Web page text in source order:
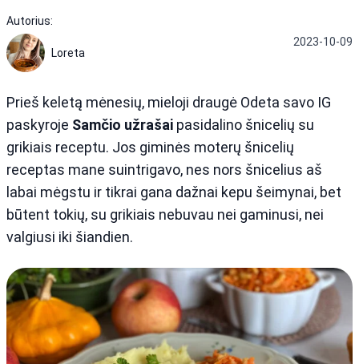
Autorius:
Loreta
2023-10-09
Prieš keletą mėnesių, mieloji draugė Odeta savo IG
paskyroje Samčio užrašai pasidalino šnicelių su
grikiais receptu. Jos giminės moterų šnicelių
receptas mane suintrigavo, nes nors šnicelius aš
labai mėgstu ir tikrai gana dažnai kepu šeimynai, bet
būtent tokių, su grikiais nebuvau nei gaminusi, nei
valgiusi iki šiandien.